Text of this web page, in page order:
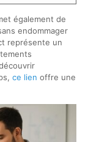
également de
endommager
représente un
ce lien offre une